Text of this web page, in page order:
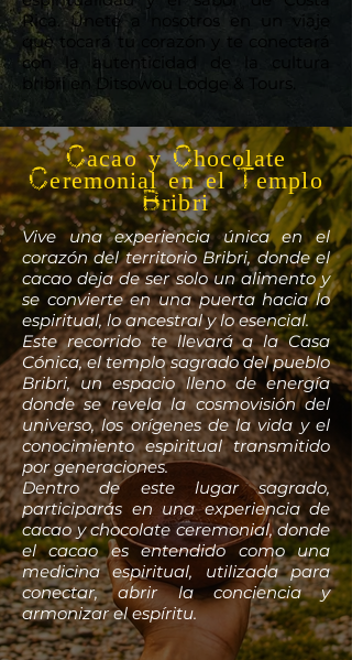
Rica. Únete a nosotros en un viaje
que tocará tu corazón y te conectará
con la autenticidad de la cultura
bribri en Ditsowou Lodge & Tours.
Cacao y Chocolate
Ceremonial en el Templo
Bribri
Vive una experiencia única en el
corazón del territorio Bribri, donde el
cacao deja de ser solo un alimento y
se convierte en una puerta hacia lo
espiritual, lo ancestral y lo esencial.
Este recorrido te llevará a la Casa
Cónica, el templo sagrado del pueblo
Bribri, un espacio lleno de energía
donde se revela la cosmovisión del
universo, los orígenes de la vida y el
conocimiento espiritual transmitido
por generaciones.
Dentro de este lugar sagrado,
participarás en una experiencia de
cacao y chocolate ceremonial, donde
el cacao es entendido como una
medicina espiritual, utilizada para
conectar, abrir la conciencia y
armonizar el espíritu.